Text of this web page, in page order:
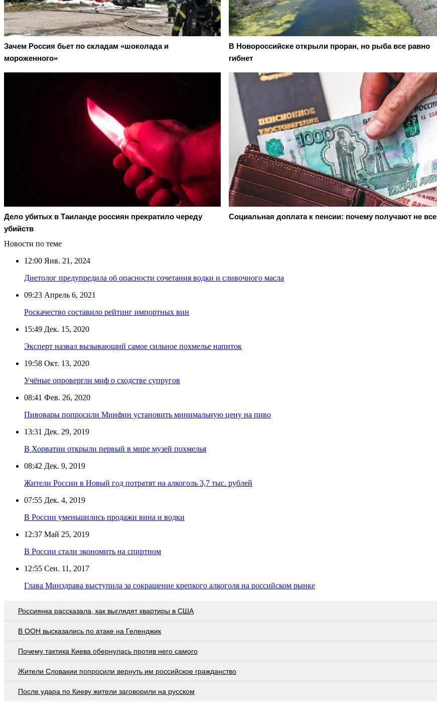
Зачем Россия бьет по складам «шоколада и
мороженного»
В Новороссийске открыли проран, но рыба все равно
гибнет
Дело убитых в Таиланде россиян прекратило череду
убийств
Социальная доплата к пенсии: почему получают не все
Новости по теме
12:00 Янв. 21, 2024
Диетолог предупредила об опасности сочетания водки и сливочного масла
09:23 Апрель 6, 2021
Роскачество составило рейтинг импортных вин
15:49 Дек. 15, 2020
Эксперт назвал вызывающий самое сильное похмелье напиток
19:58 Окт. 13, 2020
Учёные опровергли миф о сходстве супругов
08:41 Фев. 26, 2020
Пивовары попросили Минфин установить минимальную цену на пиво
13:31 Дек. 29, 2019
В Хорватии открыли первый в мире музей похмелья
08:42 Дек. 9, 2019
Жители России в Новый год потратят на алкоголь 3,7 тыс. рублей
07:55 Дек. 4, 2019
В России уменьшились продажи вина и водки
12:37 Май 25, 2019
В России стали экономить на спиртном
12:55 Сен. 11, 2017
Глава Минздрава выступила за сокращение крепкого алкоголя на российском рынке
Россиянка рассказала, как выглядят квартиры в США
В ООН высказались по атаке на Геленджик
Почему тактика Киева обернулась против него самого
Жители Словакии попросили вернуть им российское гражданство
После удара по Киеву жители заговорили на русском